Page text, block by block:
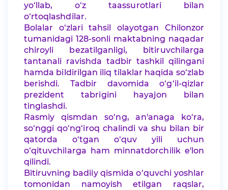
yo‘llab, o‘z taassurotlari bilan
o‘rtoqlashdilar.
Bolalar o‘zlari tahsil olayotgan Chilonzor
tumanidagi 128-sonli maktabning naqadar
chiroyli bezatilganligi, bitiruvchilarga
tantanali ravishda tadbir tashkil qilingani
hamda bildirilgan iliq tilaklar haqida so‘zlab
berishdi. Tadbir davomida o‘g‘il-qizlar
prezident tabrigini hayajon bilan
tinglashdi.
Rasmiy qismdan so‘ng, an'anaga ko‘ra,
so‘nggi qo‘ng‘iroq chalindi va shu bilan bir
qatorda o‘tgan o‘quv yili uchun
o‘qituvchilarga ham minnatdorchilik e'lon
qilindi.
Bitiruvning badiiy qismida o‘quvchi yoshlar
tomonidan namoyish etilgan raqslar,